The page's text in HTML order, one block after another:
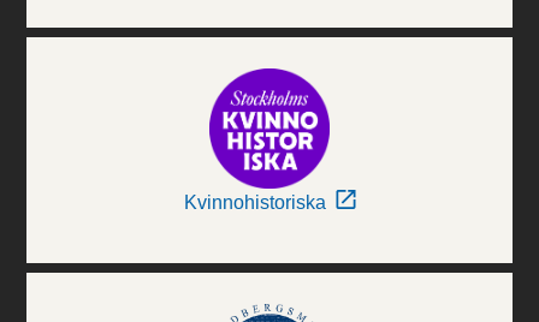
Kvinnohistoriska